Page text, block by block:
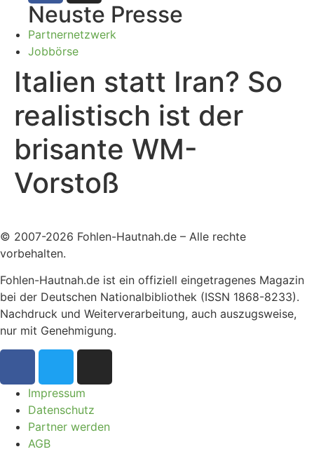
Neuste Presse
Partnernetzwerk
Jobbörse
Italien statt Iran? So
realistisch ist der
brisante WM-
Vorstoß
© 2007-2026 Fohlen-Hautnah.de – Alle rechte
vorbehalten.
Fohlen-Hautnah.de ist ein offiziell eingetragenes Magazin
bei der Deutschen Nationalbibliothek (ISSN 1868-8233).
Nachdruck und Weiterverarbeitung, auch auszugsweise,
nur mit Genehmigung.
Impressum
Datenschutz
Partner werden
AGB